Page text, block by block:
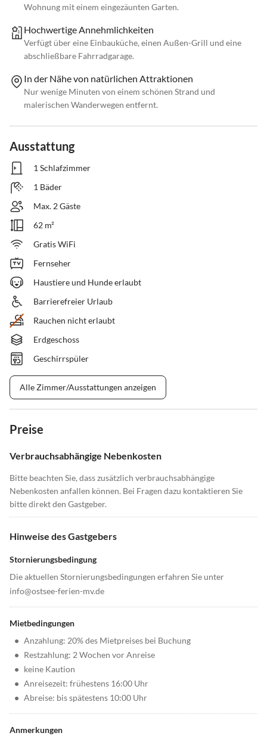
Wohnung mit einem eingezäunten Garten.
Hochwertige Annehmlichkeiten
Verfügt über eine Einbauküche, einen Außen-Grill und eine
abschließbare Fahrradgarage.
In der Nähe von natürlichen Attraktionen
Nur wenige Minuten von einem schönen Strand und
malerischen Wanderwegen entfernt.
Ausstattung
1 Schlafzimmer
1 Bäder
Max. 2 Gäste
62 m²
Gratis WiFi
Fernseher
Haustiere und Hunde erlaubt
Barrierefreier Urlaub
Rauchen nicht erlaubt
Erdgeschoss
Geschirrspüler
Alle Zimmer/Ausstattungen anzeigen
Preise
Verbrauchsabhängige Nebenkosten
Bitte beachten Sie, dass zusätzlich verbrauchsabhängige
Nebenkosten anfallen können. Bei Fragen dazu kontaktieren Sie
bitte direkt den Gastgeber.
Hinweise des Gastgebers
Stornierungsbedingung
Die aktuellen Stornierungsbedingungen erfahren Sie unter
info@ostsee-ferien-mv.de
Mietbedingungen
• Anzahlung: 20% des Mietpreises bei Buchung
• Restzahlung: 2 Wochen vor Anreise
• keine Kaution
• Anreisezeit: frühestens 16:00 Uhr
• Abreise: bis spätestens 10:00 Uhr
Anmerkungen